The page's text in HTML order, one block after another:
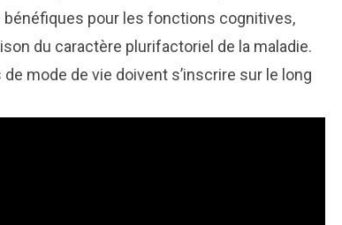
pour les fonctions cognitives,
du caractère plurifactoriel de la maladie.
mode de vie doivent s’inscrire sur le long